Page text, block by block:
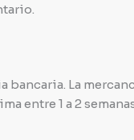
La
entre 1 a 2